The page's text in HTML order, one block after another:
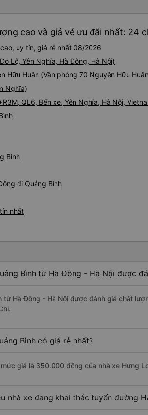
tạo nên sự khác biệt đáng
cho bất kỳ ai đi tuyến
cao và giá vé ưu đãi nhất: 24
uy tín, giá rẻ nhất 08/2026
Lộ, Yên Nghĩa, Hà Đông, Hà Nội)
Hữu Huân (Văn phòng 70 Nguyễn Hữu
Nghĩa)
QL6, Bến xe, Yên Nghĩa, Hà Nội,
Bình
đi Quảng Bình
nhất
Bình từ Hà Đông - Hà Nội được
từ Hà Đông - Hà Nội được đánh giá chất
Bình có giá rẻ nhất?
giá là 350.000 đồng của nhà xe Hưng
nhà xe đang khai thác tuyến đường